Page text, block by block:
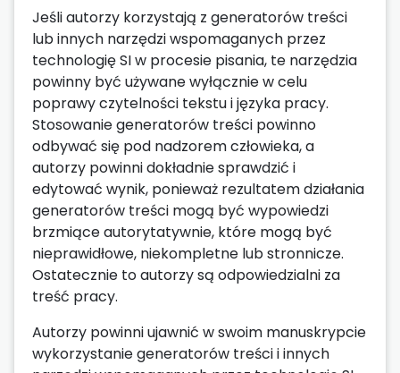
Jeśli autorzy korzystają z generatorów treści
lub innych narzędzi wspomaganych przez
technologię SI w procesie pisania, te narzędzia
powinny być używane wyłącznie w celu
poprawy czytelności tekstu i języka pracy.
Stosowanie generatorów treści powinno
odbywać się pod nadzorem człowieka, a
autorzy powinni dokładnie sprawdzić i
edytować wynik, ponieważ rezultatem działania
generatorów treści mogą być wypowiedzi
brzmiące autorytatywnie, które mogą być
nieprawidłowe, niekompletne lub stronnicze.
Ostatecznie to autorzy są odpowiedzialni za
treść pracy.
Autorzy powinni ujawnić w swoim manuskrypcie
wykorzystanie generatorów treści i innych